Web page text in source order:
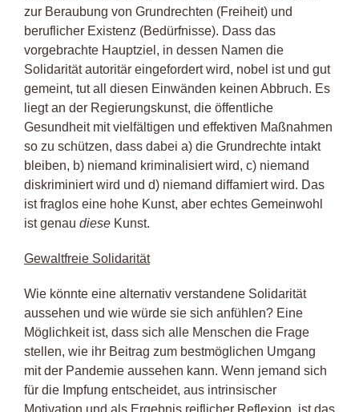
zur Beraubung von Grundrechten (Freiheit) und
beruflicher Existenz (Bedürfnisse). Dass das
vorgebrachte Hauptziel, in dessen Namen die
Solidarität autoritär eingefordert wird, nobel ist und gut
gemeint, tut all diesen Einwänden keinen Abbruch. Es
liegt an der Regierungskunst, die öffentliche
Gesundheit mit vielfältigen und effektiven Maßnahmen
so zu schützen, dass dabei a) die Grundrechte intakt
bleiben, b) niemand kriminalisiert wird, c) niemand
diskriminiert wird und d) niemand diffamiert wird. Das
ist fraglos eine hohe Kunst, aber echtes Gemeinwohl
ist genau diese Kunst.
Gewaltfreie Solidarität
Wie könnte eine alternativ verstandene Solidarität
aussehen und wie würde sie sich anfühlen? Eine
Möglichkeit ist, dass sich alle Menschen die Frage
stellen, wie ihr Beitrag zum bestmöglichen Umgang
mit der Pandemie aussehen kann. Wenn jemand sich
für die Impfung entscheidet, aus intrinsischer
Motivation und als Ergebnis reiflicher Reflexion, ist das